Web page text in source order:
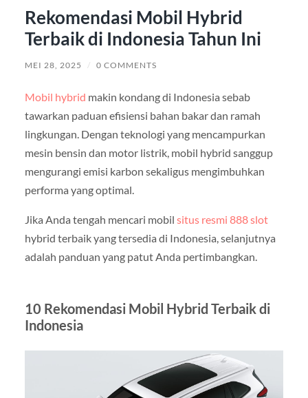
Rekomendasi Mobil Hybrid
Terbaik di Indonesia Tahun Ini
MEI 28, 2025 / 0 COMMENTS
Mobil hybrid makin kondang di Indonesia sebab
tawarkan paduan efisiensi bahan bakar dan ramah
lingkungan. Dengan teknologi yang mencampurkan
mesin bensin dan motor listrik, mobil hybrid sanggup
mengurangi emisi karbon sekaligus mengimbuhkan
performa yang optimal.
Jika Anda tengah mencari mobil situs resmi 888 slot
hybrid terbaik yang tersedia di Indonesia, selanjutnya
adalah panduan yang patut Anda pertimbangkan.
10 Rekomendasi Mobil Hybrid Terbaik di
Indonesia